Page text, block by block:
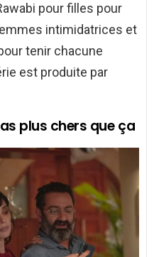
pour filles pour
intimidatrices et
tenir chacune
est produite par
plus chers que ça